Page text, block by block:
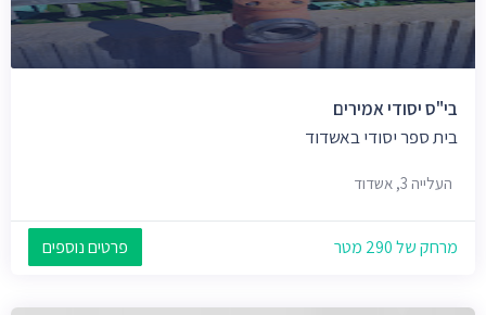
בי"ס יסודי אמירים
בית ספר יסודי באשדוד
העלייה 3, אשדוד
מרחק של 290 מטר פרטים נוספים